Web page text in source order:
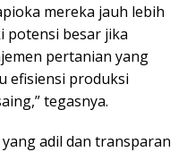
mereka jauh lebih
potensi besar jika
pertanian yang
efisiensi produksi
tegasnya.
adil dan transparan